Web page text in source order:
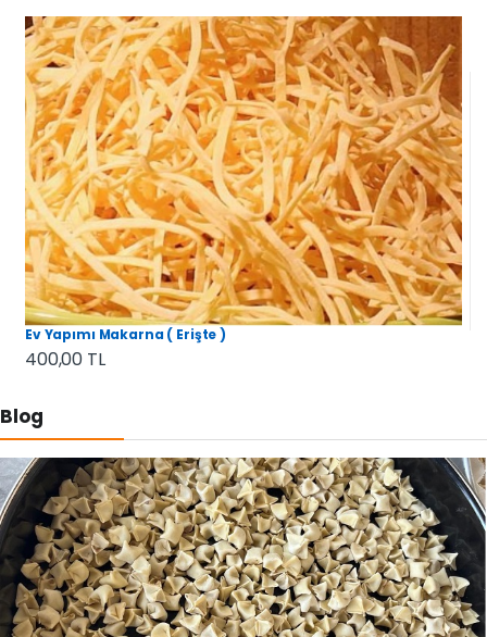
Ev Yapımı Makarna ( Erişte )
400,00 TL
Blog